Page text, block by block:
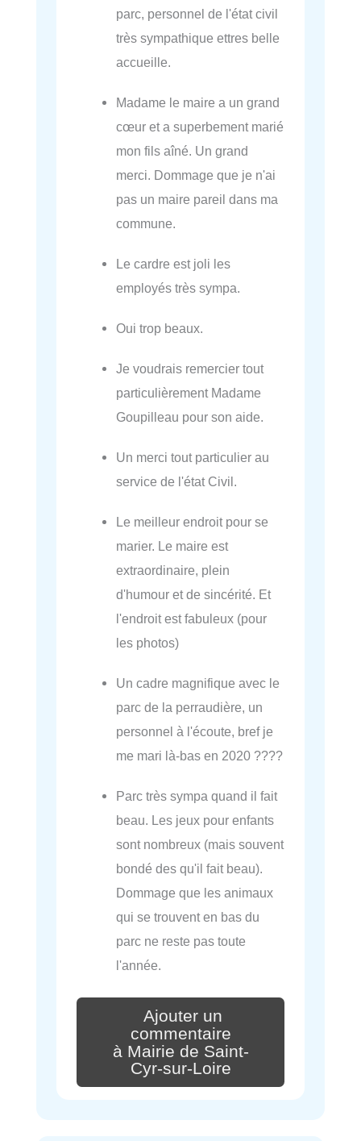
parc, personnel de l'état civil
très sympathique ettres belle
accueille.
Madame le maire a un grand
cœur et a superbement marié
mon fils aîné. Un grand
merci. Dommage que je n'ai
pas un maire pareil dans ma
commune.
Le cardre est joli les
employés très sympa.
Oui trop beaux.
Je voudrais remercier tout
particulièrement Madame
Goupilleau pour son aide.
Un merci tout particulier au
service de l'état Civil.
Le meilleur endroit pour se
marier. Le maire est
extraordinaire, plein
d'humour et de sincérité. Et
l'endroit est fabuleux (pour
les photos)
Un cadre magnifique avec le
parc de la perraudière, un
personnel à l'écoute, bref je
me mari là-bas en 2020 ????
Parc très sympa quand il fait
beau. Les jeux pour enfants
sont nombreux (mais souvent
bondé des qu'il fait beau).
Dommage que les animaux
qui se trouvent en bas du
parc ne reste pas toute
l'année.
Ajouter un
commentaire
à Mairie de Saint-
Cyr-sur-Loire